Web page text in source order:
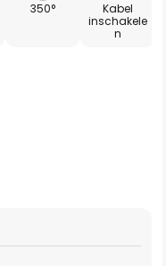
350°
Kabel
inschakele
n